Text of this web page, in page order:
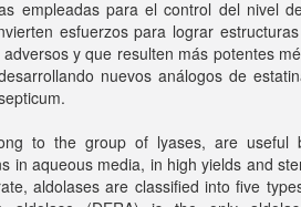
empleadas para el control del nivel
esfuerzos para lograr
y que resulten más potentes
nuevos análogos de
to the group of lyases, are useful
in aqueous media, in high yields and
aldolases are classified into five